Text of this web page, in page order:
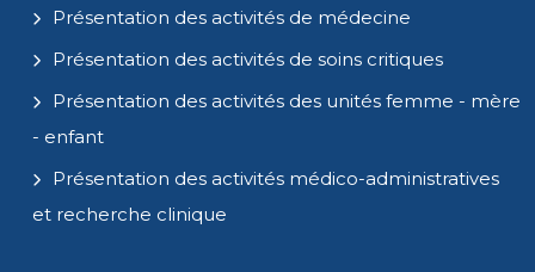
Présentation des activités de médecine
Présentation des activités de soins critiques
Présentation des activités des unités femme - mère
- enfant
Présentation des activités médico-administratives
et recherche clinique